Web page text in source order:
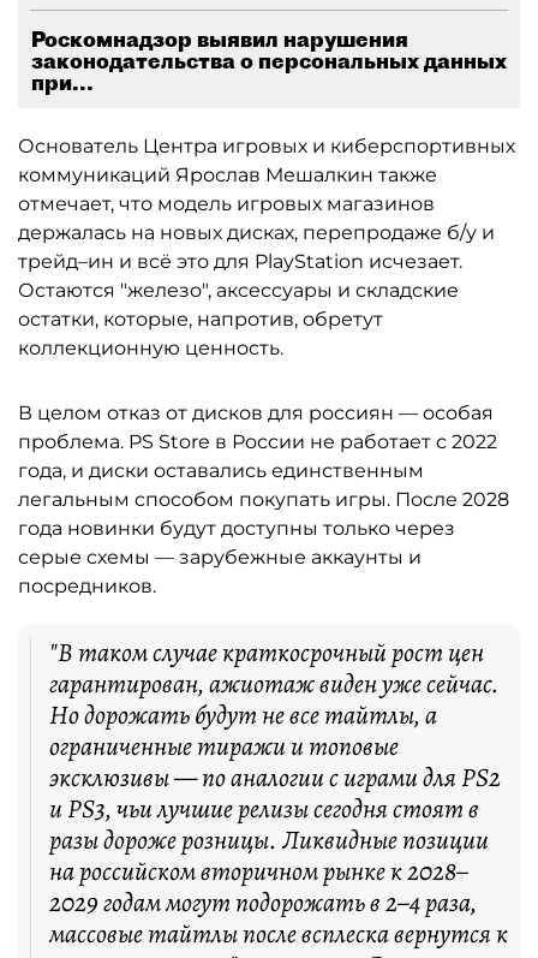
Роскомнадзор выявил нарушения
законодательства о персональных данных
при...
Основатель Центра игровых и киберспортивных
коммуникаций Ярослав Мешалкин также
отмечает, что модель игровых магазинов
держалась на новых дисках, перепродаже б/у и
трейд–ин и всё это для PlayStation исчезает.
Остаются "железо", аксессуары и складские
остатки, которые, напротив, обретут
коллекционную ценность.
В целом отказ от дисков для россиян — особая
проблема. PS Store в России не работает с 2022
года, и диски оставались единственным
легальным способом покупать игры. После 2028
года новинки будут доступны только через
серые схемы — зарубежные аккаунты и
посредников.
"В таком случае краткосрочный рост цен
гарантирован, ажиотаж виден уже сейчас.
Но дорожать будут не все тайтлы, а
ограниченные тиражи и топовые
эксклюзивы — по аналогии с играми для PS2
и PS3, чьи лучшие релизы сегодня стоят в
разы дороже розницы. Ликвидные позиции
на российском вторичном рынке к 2028–
2029 годам могут подорожать в 2–4 раза,
массовые тайтлы после всплеска вернутся к